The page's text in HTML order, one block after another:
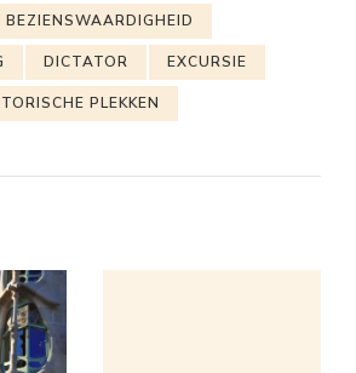
BEZIENSWAARDIGHEID
DICTATOR EXCURSIE
PLEKKEN